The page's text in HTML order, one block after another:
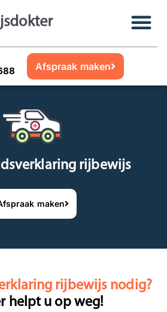
Afspraak maken
rijbewijs
maken
rijbewijs nodig?
helpt u op weg!